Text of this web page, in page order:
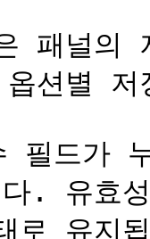
패널의
션별
필드가
다. 유효
로 유지